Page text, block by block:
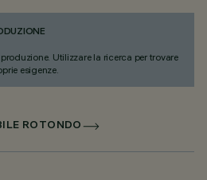
Utilizzare la ricerca per trovare
esigenze.
ROTONDO